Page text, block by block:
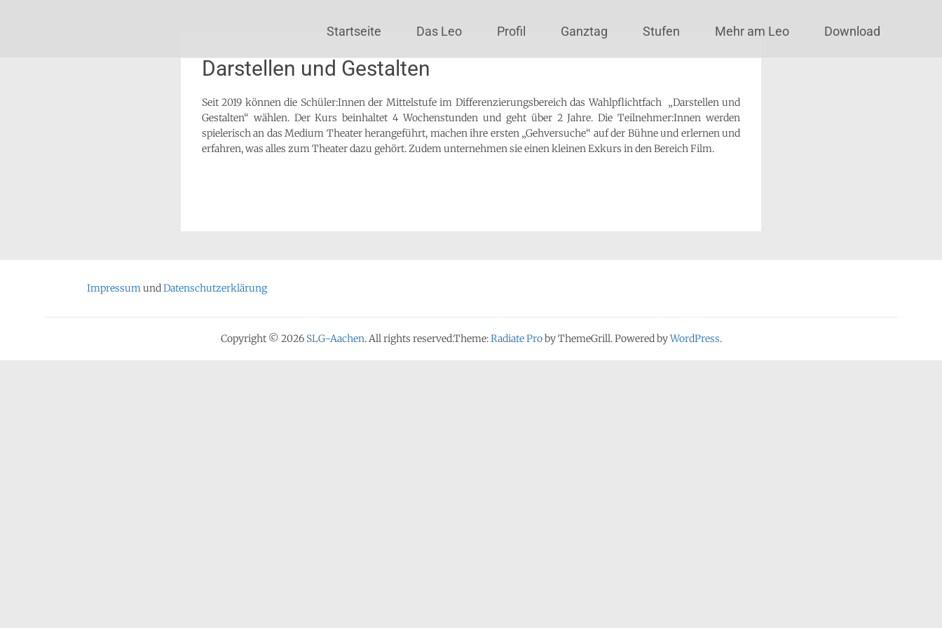
Startseite Das Leo Profil Ganztag Stufen Mehr am Leo Download
Darstellen und Gestalten
Seit 2019 können die Schüler:Innen der Mittelstufe im Differenzierungsbereich das Wahlpflichtfach „Darstellen und
Gestalten“ wählen. Der Kurs beinhaltet 4 Wochenstunden und geht über 2 Jahre. Die Teilnehmer:Innen werden
spielerisch an das Medium Theater herangeführt, machen ihre ersten „Gehversuche“ auf der Bühne und erlernen und
erfahren, was alles zum Theater dazu gehört. Zudem unternehmen sie einen kleinen Exkurs in den Bereich Film.
ImpressumundDatenschutzerklärung
Copyright © 2026 SLG-Aachen. All rights reserved.Theme:Radiate Proby ThemeGrill. Powered byWordPress.